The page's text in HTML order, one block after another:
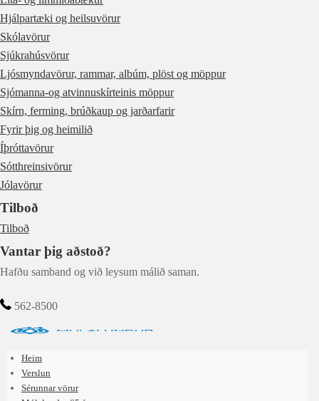
Hjálpartæki og heilsuvörur
Skólavörur
Sjúkrahúsvörur
Ljósmyndavörur, rammar, albúm, plöst og möppur
Sjómanna-og atvinnuskírteinis möppur
Skírn, ferming, brúðkaup og jarðarfarir
Fyrir þig og heimilið
Íþróttavörur
Sótthreinsivörur
Jólavörur
Tilboð
Tilboð
Vantar þig aðstoð?
Hafðu samband og við leysum málið saman.
562-8500
Heim
Verslun
Sérunnar vörur